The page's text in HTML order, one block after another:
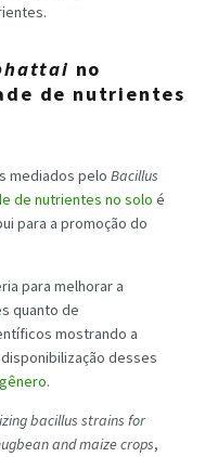
no
de nutrientes
mediados pelo Bacillus
de nutrientes no solo é
para a promoção do
para melhorar a
quanto de
mostrando a
desses
.
bacillus strains for
and maize crops,